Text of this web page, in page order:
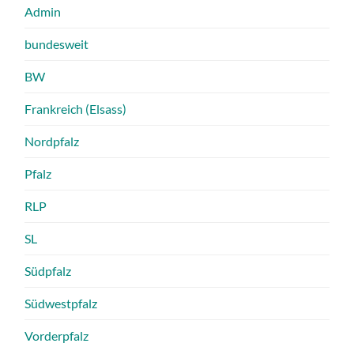
Admin
bundesweit
BW
Frankreich (Elsass)
Nordpfalz
Pfalz
RLP
SL
Südpfalz
Südwestpfalz
Vorderpfalz